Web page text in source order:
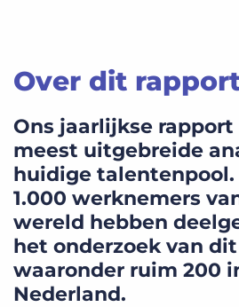
Over dit
Ons jaarlijkse
meest uitgebreide
huidige talentenpool.
1.000 werknemers
wereld hebben
het onderzoek van dit
waaronder ruim 200
Nederland.